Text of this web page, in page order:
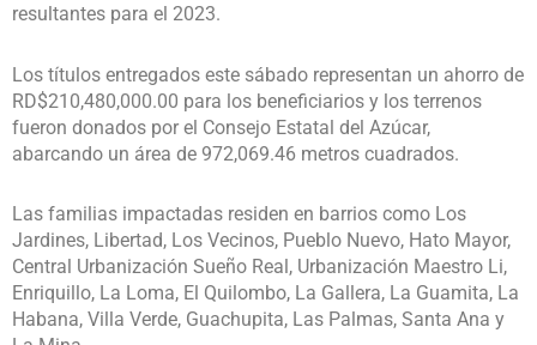
resultantes para el 2023.
Los títulos entregados este sábado representan un ahorro de
RD$210,480,000.00 para los beneficiarios y los terrenos
fueron donados por el Consejo Estatal del Azúcar,
abarcando un área de 972,069.46 metros cuadrados.
Las familias impactadas residen en barrios como Los
Jardines, Libertad, Los Vecinos, Pueblo Nuevo, Hato Mayor,
Central Urbanización Sueño Real, Urbanización Maestro Li,
Enriquillo, La Loma, El Quilombo, La Gallera, La Guamita, La
Habana, Villa Verde, Guachupita, Las Palmas, Santa Ana y